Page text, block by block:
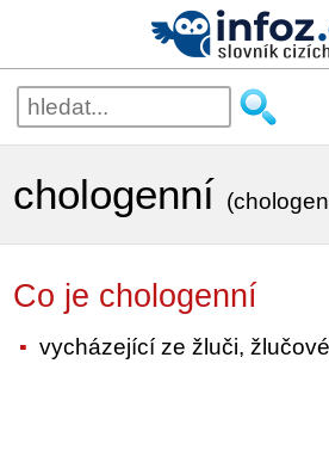
chologenní
Co je chologenní
vycházející ze žluči,